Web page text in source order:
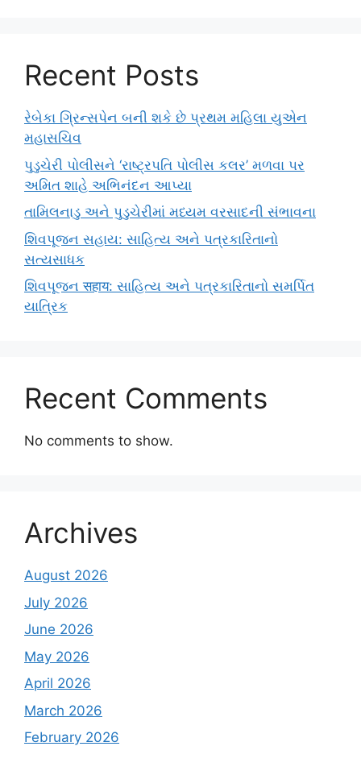
Recent Posts
રેબેકા ગ્રિન્સપેન બની શકે છે પ્રથમ મહિલા યુએન
મહાસચિવ
પુડુચેરી પોલીસને ‘રાષ્ટ્રપતિ પોલીસ કલર’ મળવા પર
અમિત શાહે અભિનંદન આપ્યા
તામિલનાડુ અને પુડુચેરીમાં મધ્યમ વરસાદની સંભાવના
શિવપૂજન સહાય: સાહિત્ય અને પત્રકારિતાનો
સત્યસાધક
શિવપૂજન सहाय: સાહિત્ય અને પત્રકારિતાનો સમર્પિત
યાત્રિક
Recent Comments
No comments to show.
Archives
August 2026
July 2026
June 2026
May 2026
April 2026
March 2026
February 2026